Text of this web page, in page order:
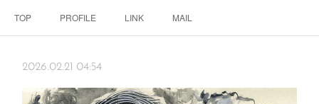
TOP PROFILE LINK MAIL
2026.02.21 04:54